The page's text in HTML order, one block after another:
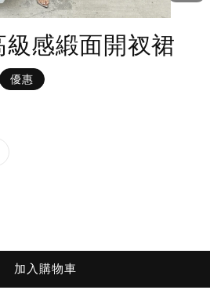
感緞面開衩裙
優惠
加入購物車